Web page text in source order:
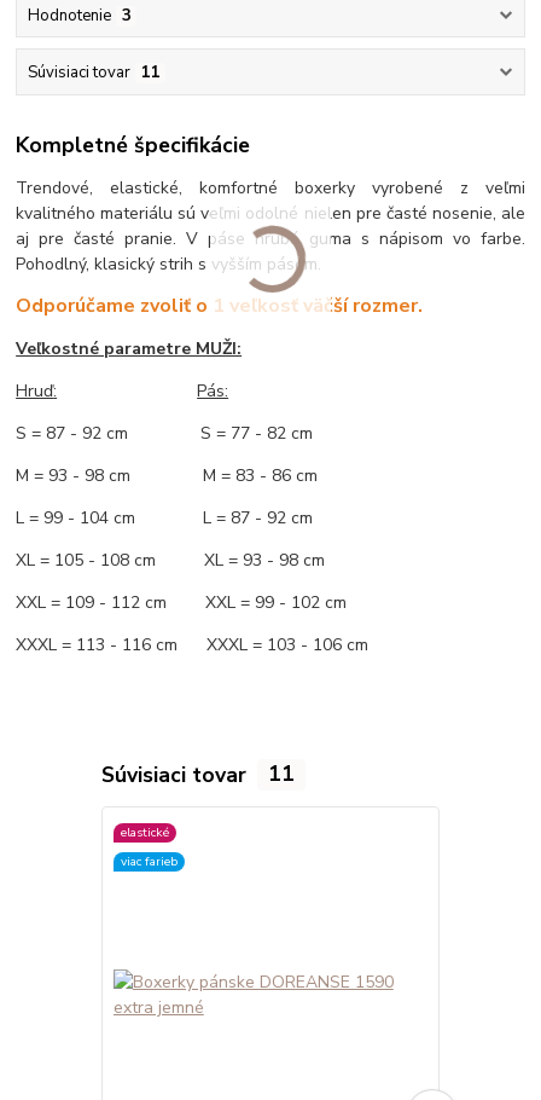
Hodnotenie 3
Súvisiaci tovar 11
Kompletné špecifikácie
Trendové, elastické, komfortné boxerky vyrobené z veľmi
kvalitného materiálu sú veľmi odolné nielen pre časté nosenie, ale
aj pre časté pranie. V páse hrubá guma s nápisom vo farbe.
Pohodlný, klasický strih s vyšším pásom.
Odporúčame zvoliť o 1 veľkosť väčší rozmer.
Veľkostné parametre MUŽI:
Hruď:
Pás:
S = 87 - 92 cm S = 77 - 82 cm
M = 93 - 98 cm M = 83 - 86 cm
L = 99 - 104 cm L = 87 - 92 cm
XL = 105 - 108 cm XL = 93 - 98 cm
XXL = 109 - 112 cm XXL = 99 - 102 cm
XXXL = 113 - 116 cm XXXL = 103 - 106 cm
Súvisiaci tovar 11
elastické
viac farieb